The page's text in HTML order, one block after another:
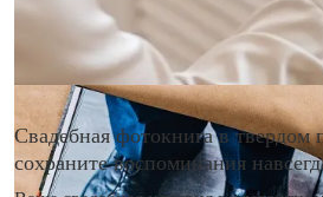
Свадебная фотокнига в твердом
сохраните воспоминания